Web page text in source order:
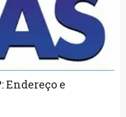
Endereço e